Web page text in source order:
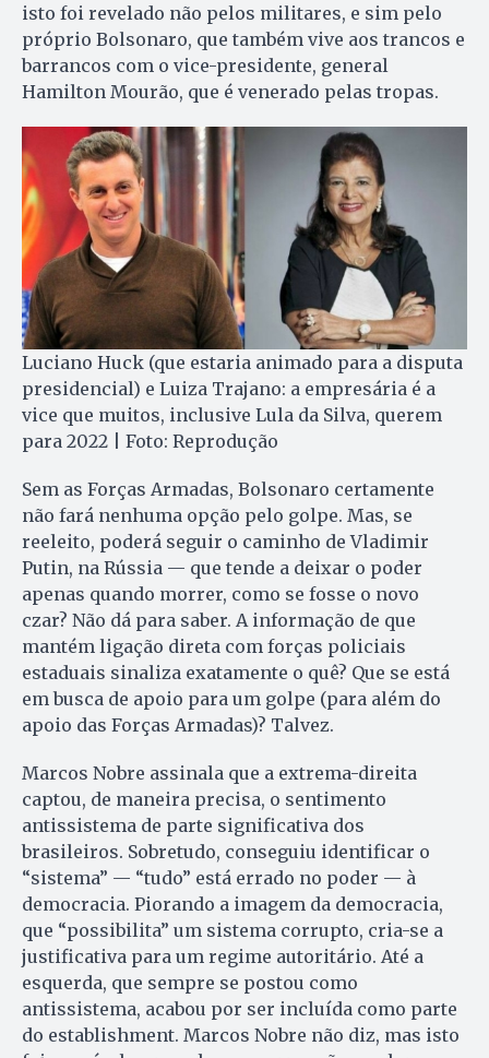
isto foi revelado não pelos militares, e sim pelo
próprio Bolsonaro, que também vive aos trancos e
barrancos com o vice-presidente, general
Hamilton Mourão, que é venerado pelas tropas.
Luciano Huck (que estaria animado para a disputa
presidencial) e Luiza Trajano: a empresária é a
vice que muitos, inclusive Lula da Silva, querem
para 2022 | Foto: Reprodução
Sem as Forças Armadas, Bolsonaro certamente
não fará nenhuma opção pelo golpe. Mas, se
reeleito, poderá seguir o caminho de Vladimir
Putin, na Rússia — que tende a deixar o poder
apenas quando morrer, como se fosse o novo
czar? Não dá para saber. A informação de que
mantém ligação direta com forças policiais
estaduais sinaliza exatamente o quê? Que se está
em busca de apoio para um golpe (para além do
apoio das Forças Armadas)? Talvez.
Marcos Nobre assinala que a extrema-direita
captou, de maneira precisa, o sentimento
antissistema de parte significativa dos
brasileiros. Sobretudo, conseguiu identificar o
“sistema” — “tudo” está errado no poder — à
democracia. Piorando a imagem da democracia,
que “possibilita” um sistema corrupto, cria-se a
justificativa para um regime autoritário. Até a
esquerda, que sempre se postou como
antissistema, acabou por ser incluída como parte
do establishment. Marcos Nobre não diz, mas isto